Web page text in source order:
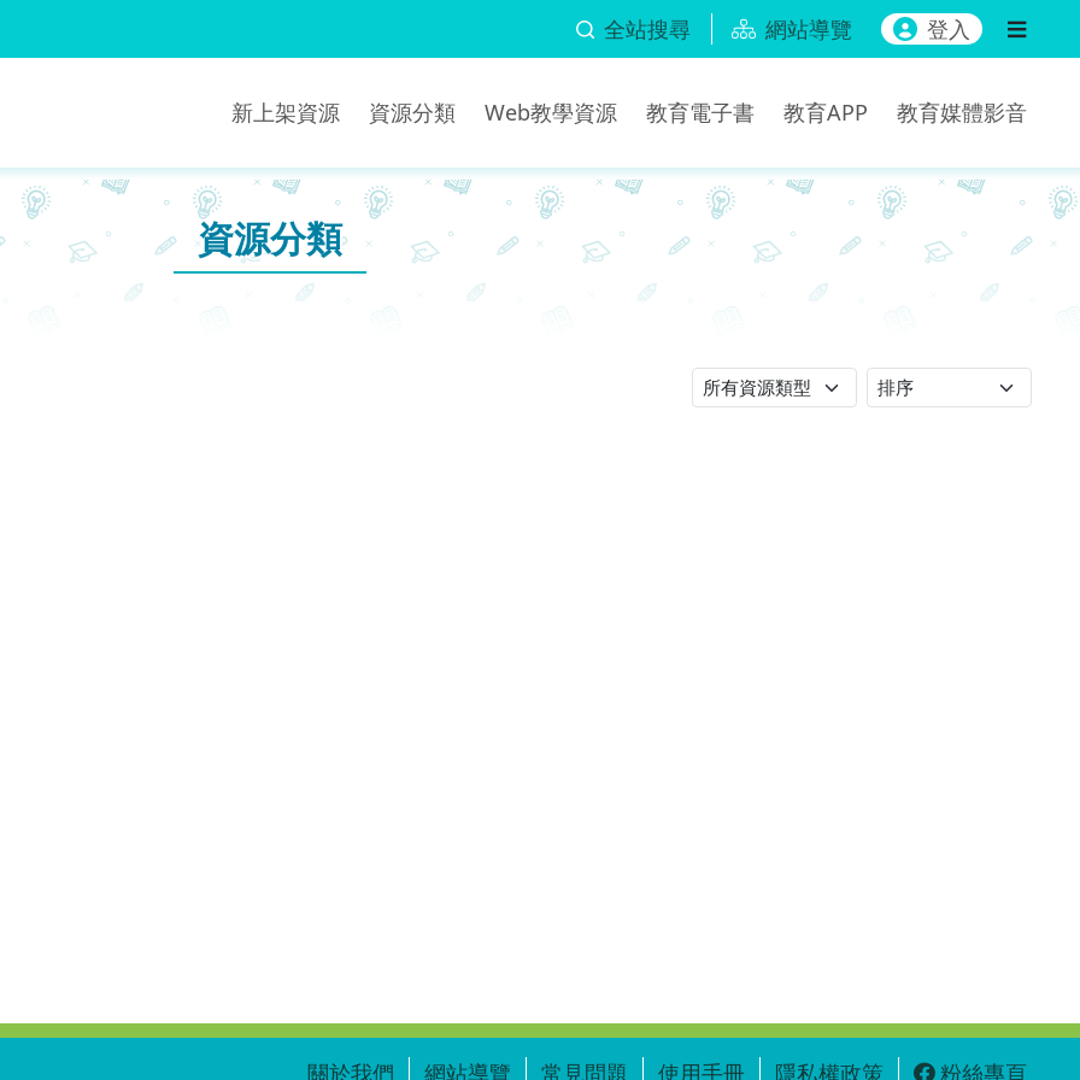
全站搜尋 網站導覽 登入
新上架資源 資源分類 Web教學資源 教育電子書 教育APP 教育媒體影音
資源分類
關於我們 網站導覽 常見問題 使用手冊 隱私權政策 粉絲專頁